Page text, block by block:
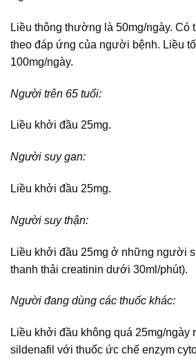
Liều thông thường là 50mg/ngày. Có
theo đáp ứng của người bệnh. Liều
100mg/ngày.
Người trên 65 tuổi:
Liều khởi đầu 25mg.
Người suy gan:
Liều khởi đầu 25mg.
Người suy thận:
Liều khởi đầu 25mg ở những người
thanh thải creatinin dưới 30ml/phút).
Người đang dùng các thuốc khác:
Liều khởi đầu không quá 25mg/ngày
sildenafil với thuốc ức chế enzym